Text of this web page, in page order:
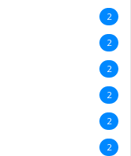
2
2
2
2
2
2